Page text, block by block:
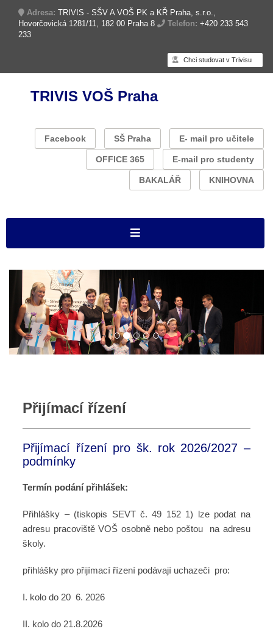
Adresa: TRIVIS - SŠV A VOŠ PK a KŘ Praha, s.r.o.,
Hovorčovická 1281/11, 182 00 Praha 8
Telefon: +420 233 543
233
Chci studovat v Trivisu
TRIVIS VOŠ Praha
Facebook SŠ Praha E- mail pro učitele
OFFICE 365 E-mail pro studenty
BAKALÁŘ KNIHOVNA
Přijímací řízení
Přijímací řízení pro šk. rok 2026/2027 –
podmínky
Termín podání přihlášek:
Přihlášky – (tiskopis SEVT č. 49 152 1) lze podat na
adresu pracoviště VOŠ osobně nebo poštou na adresu
školy.
přihlášky pro přijímací řízení podávají uchazeči pro:
I. kolo do 20 6. 2026
II. kolo do 21.8.2026